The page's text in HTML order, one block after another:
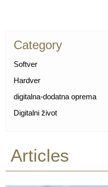
Category
Softver
Hardver
digitalna-dodatna oprema
Digitalni život
Articles